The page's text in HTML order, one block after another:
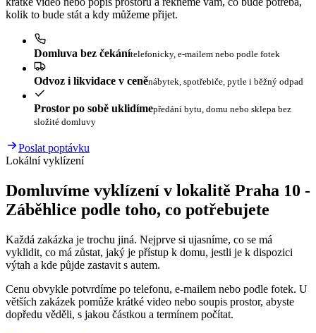
kolik to bude stát a kdy můžeme přijet.
Domluva bez čekánítelefonicky, e-mailem nebo podle fotek
Odvoz i likvidace v ceněnábytek, spotřebiče, pytle i běžný odpad
Prostor po sobě uklidímepředání bytu, domu nebo sklepa bez
složité domluvy
Poslat poptávku
Lokální vyklízení
Domluvíme vyklízení v lokalitě Praha 10 -
Záběhlice podle toho, co potřebujete
Každá zakázka je trochu jiná. Nejprve si ujasníme, co se má
vyklidit, co má zůstat, jaký je přístup k domu, jestli je k dispozici
výtah a kde půjde zastavit s autem.
Cenu obvykle potvrdíme po telefonu, e-mailem nebo podle fotek. U
větších zakázek pomůže krátké video nebo soupis prostor, abyste
dopředu věděli, s jakou částkou a termínem počítat.